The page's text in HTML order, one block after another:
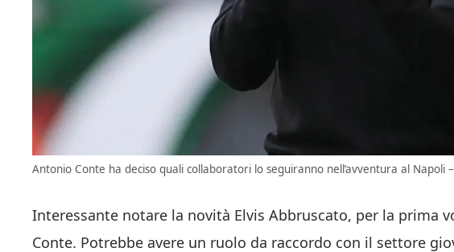
Antonio Conte ha deciso quali collaboratori lo seguiranno nell’avventura al Napoli
Interessante notare la novità Elvis Abbruscato, per la prima
Conte. Potrebbe avere un ruolo da raccordo con il settore